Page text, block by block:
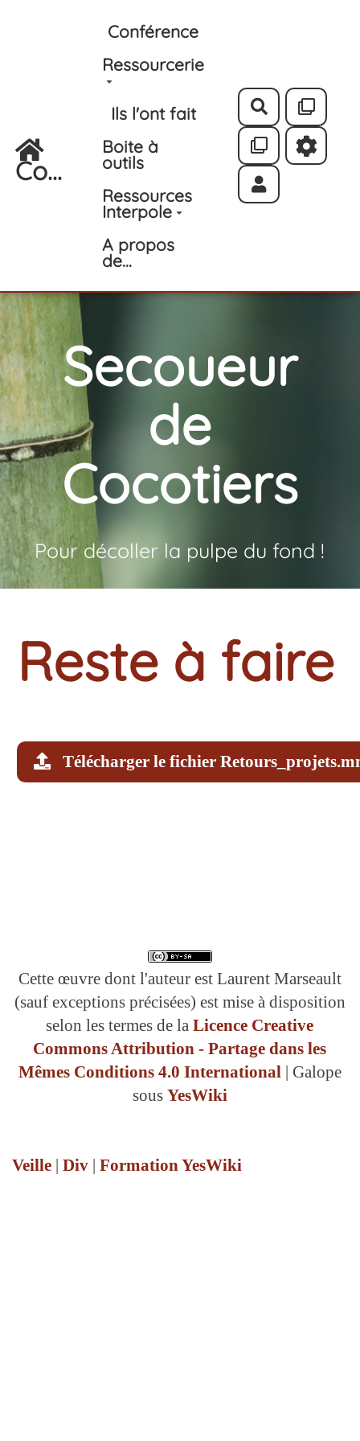
Aller au contenu principal
Co...
Conférence
Ressourcerie
Ils l'ont fait
Boite à
outils
Ressources
Interpole
A propos
de...
Rechercher
Secoueur
de
Cocotiers
Pour décoller la pulpe du fond !
Reste à faire
Télécharger le fichier
Cette œuvre dont l'auteur est Laurent Marseault
(sauf exceptions précisées) est mise à disposition
selon les termes de laLicence Creative
Commons Attribution - Partage dans les
Mêmes Conditions 4.0 International | Galope
sous YesWiki
Veille | Div | Formation YesWiki